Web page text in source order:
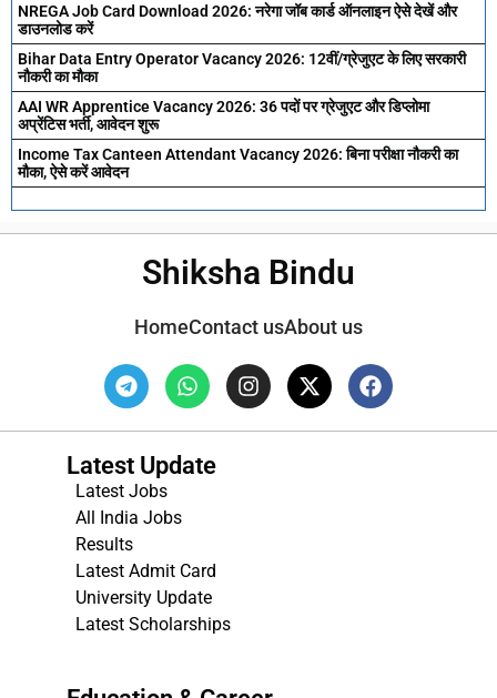
NREGA Job Card Download 2026: नरेगा जॉब कार्ड ऑनलाइन ऐसे देखें और
डाउनलोड करें
Bihar Data Entry Operator Vacancy 2026: 12वीं/ग्रेजुएट के लिए सरकारी
नौकरी का मौका
AAI WR Apprentice Vacancy 2026: 36 पदों पर ग्रेजुएट और डिप्लोमा
अप्रेंटिस भर्ती, आवेदन शुरू
Income Tax Canteen Attendant Vacancy 2026: बिना परीक्षा नौकरी का
मौका, ऐसे करें आवेदन
Shiksha Bindu
HomeContact usAbout us
Latest Update
Latest Jobs
All India Jobs
Results
Latest Admit Card
University Update
Latest Scholarships